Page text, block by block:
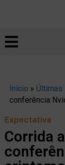
Início » Últimas
conferência
Expectativa
Corrida